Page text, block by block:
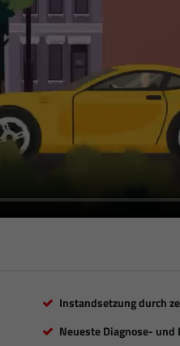
Instandsetzung durch
Neueste Diagnose-